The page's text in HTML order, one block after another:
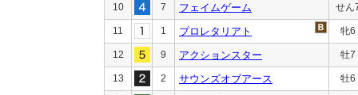
10 7 フェイムゲーム せん
11 1 プロレタリアト 牝6
12 9 アクションスター 牡7
13 2 サウンズオブアース 牡6